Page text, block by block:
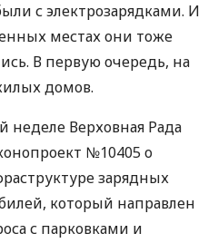
с электрозарядками. И
местах они тоже
В первую очередь, на
домов.
неделе Верховная Рада
№10405 о
зарядных
который направлен
с парковками и